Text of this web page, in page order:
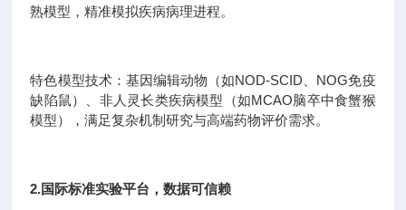
熟模型，精准模拟疾病病理进程。
特色模型技术：基因编辑动物（如NOD-SCID、NOG免疫
缺陷鼠）、非人灵长类疾病模型（如MCAO脑卒中食蟹猴
模型），满足复杂机制研究与高端药物评价需求。
2.国际标准实验平台，数据可信赖